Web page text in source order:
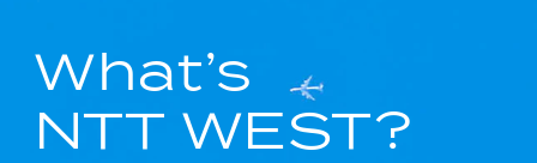
What’s
NTT WEST?